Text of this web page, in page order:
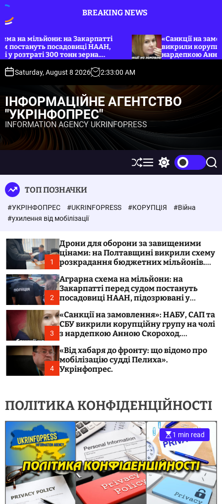
o
t
BREAKING NEWS
на Закарпатті
посадовиці НААН,
300 тонн зерна.
«Санкції на
викрили корупційну
нардепкою Анною
Saturday, August 8 2026 2:33:00 AM
ІНФОРМАЦІЙНЕ АГЕНТСТВО
"УКРІНФОПРЕС"
INFORMATION AGENCY UKRINFOPRESS
S
h
e
M
e w
h
o
r
m
o
e
S
e
ТОП ПОЗНАЧКИ
#УКРІНФОПРЕС #UKRINFOPRESS #КОРУПЦІЯ
#Війна
#ухилення від мобілізації
1
Дрони для оборони за завищеними
цінами: на Полтавщині викрили схему
розкрадання бюджетних мільйонів.
2
Аграрна схема на мільйони: на
Закарпатті перед судом постануть
посадовиці НААН, підозрювані у
3
«Санкції на замовлення»: НАБУ, САП та
СБУ викрили корупційну групу на чолі
з нардепкою Анною Скороход.
4
«Від хабаря до фронту: що відомо про
мобілізацію судді Пелиха».
Укрінфопрес.
ПОЛІТИКА КОНФІДЕНЦІЙНОСТІ
1 min read